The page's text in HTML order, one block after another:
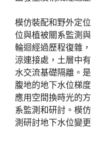
模仿裝配和野外定
位與植被關系監測
輪迴經過歷程復雜
涼連接處，土層中
水交流基礎隔離。
腹地的地下水位梯
應用空間換時光的
系監測和研討。模
測研討地下水位變